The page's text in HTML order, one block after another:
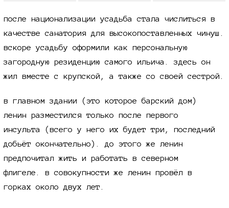
после национализации усадьба стала числиться в
качестве санатория для высокопоставленных чинуш.
вскоре усадьбу оформили как персональную
загородную резиденцию самого ильича. здесь он
жил вместе с крупской, а также со своей сестрой.
в главном здании (это которое барский дом)
ленин разместился только после первого
инсульта (всего у него их будет три, последний
добьёт окончательно). до этого же ленин
предпочитал жить и работать в северном
флигеле. в совокупности же ленин провёл в
горках около двух лет.